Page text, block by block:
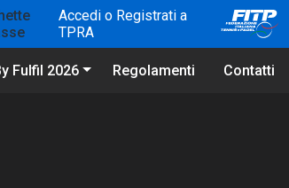
Accedi o Registrati a
TPRA
Fulfil 2026 Regolamenti Contatti